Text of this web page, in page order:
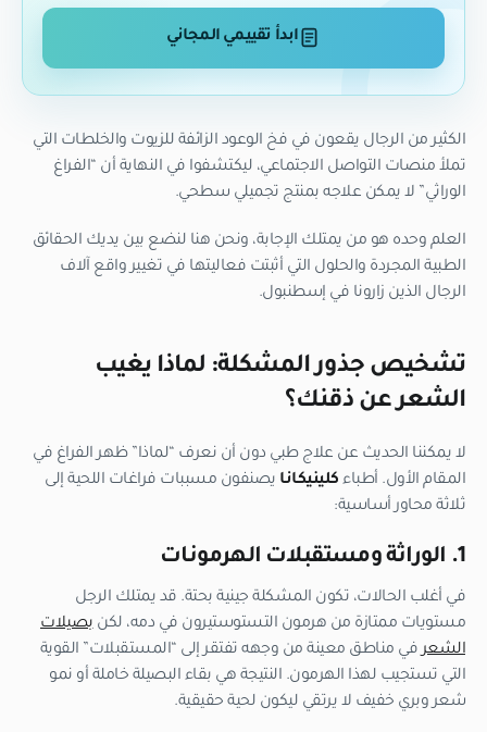
ابدأ تقييمي المجاني
الكثير من الرجال يقعون في فخ الوعود الزائفة للزيوت والخلطات التي
تملأ منصات التواصل الاجتماعي، ليكتشفوا في النهاية أن “الفراغ
الوراثي” لا يمكن علاجه بمنتج تجميلي سطحي.
العلم وحده هو من يمتلك الإجابة، ونحن هنا لنضع بين يديك الحقائق
الطبية المجردة والحلول التي أثبتت فعاليتها في تغيير واقع آلاف
الرجال الذين زارونا في إسطنبول.
تشخيص جذور المشكلة: لماذا يغيب
الشعر عن ذقنك؟
لا يمكننا الحديث عن علاج طبي دون أن نعرف “لماذا” ظهر الفراغ في
المقام الأول. أطباء كلينيكانا يصنفون مسببات فراغات اللحية إلى
ثلاثة محاور أساسية:
1. الوراثة ومستقبلات الهرمونات
في أغلب الحالات، تكون المشكلة جينية بحتة. قد يمتلك الرجل
مستويات ممتازة من هرمون التستوستيرون في دمه، لكنبصيلات
الشعرفي مناطق معينة من وجهه تفتقر إلى “المستقبلات” القوية
التي تستجيب لهذا الهرمون. النتيجة هي بقاء البصيلة خاملة أو نمو
شعر وبري خفيف لا يرتقي ليكون لحية حقيقية.